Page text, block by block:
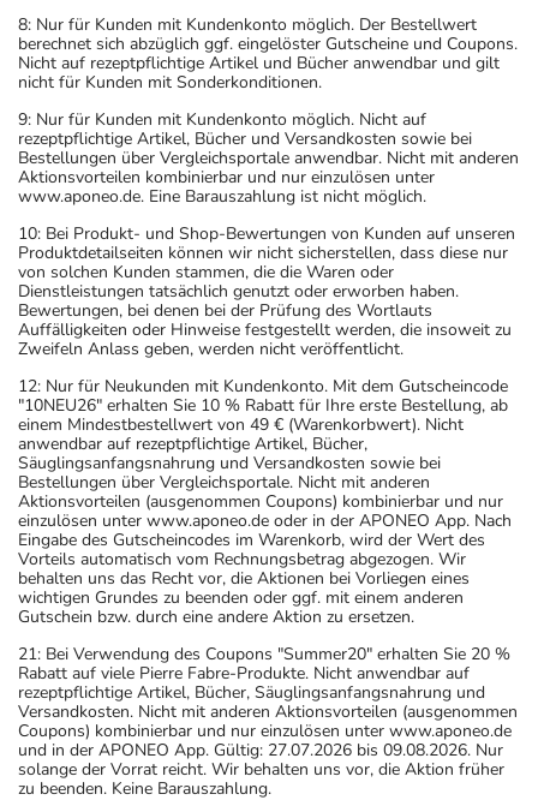
8: Nur für Kunden mit Kundenkonto möglich. Der Bestellwert
berechnet sich abzüglich ggf. eingelöster Gutscheine und Coupons.
Nicht auf rezeptpflichtige Artikel und Bücher anwendbar und gilt
nicht für Kunden mit Sonderkonditionen.
9: Nur für Kunden mit Kundenkonto möglich. Nicht auf
rezeptpflichtige Artikel, Bücher und Versandkosten sowie bei
Bestellungen über Vergleichsportale anwendbar. Nicht mit anderen
Aktionsvorteilen kombinierbar und nur einzulösen unter
www.aponeo.de. Eine Barauszahlung ist nicht möglich.
10: Bei Produkt- und Shop-Bewertungen von Kunden auf unseren
Produktdetailseiten können wir nicht sicherstellen, dass diese nur
von solchen Kunden stammen, die die Waren oder
Dienstleistungen tatsächlich genutzt oder erworben haben.
Bewertungen, bei denen bei der Prüfung des Wortlauts
Auffälligkeiten oder Hinweise festgestellt werden, die insoweit zu
Zweifeln Anlass geben, werden nicht veröffentlicht.
12: Nur für Neukunden mit Kundenkonto. Mit dem Gutscheincode
"10NEU26" erhalten Sie 10 % Rabatt für Ihre erste Bestellung, ab
einem Mindestbestellwert von 49 € (Warenkorbwert). Nicht
anwendbar auf rezeptpflichtige Artikel, Bücher,
Säuglingsanfangsnahrung und Versandkosten sowie bei
Bestellungen über Vergleichsportale. Nicht mit anderen
Aktionsvorteilen (ausgenommen Coupons) kombinierbar und nur
einzulösen unter www.aponeo.de oder in der APONEO App. Nach
Eingabe des Gutscheincodes im Warenkorb, wird der Wert des
Vorteils automatisch vom Rechnungsbetrag abgezogen. Wir
behalten uns das Recht vor, die Aktionen bei Vorliegen eines
wichtigen Grundes zu beenden oder ggf. mit einem anderen
Gutschein bzw. durch eine andere Aktion zu ersetzen.
21: Bei Verwendung des Coupons "Summer20" erhalten Sie 20 %
Rabatt auf viele Pierre Fabre-Produkte. Nicht anwendbar auf
rezeptpflichtige Artikel, Bücher, Säuglingsanfangsnahrung und
Versandkosten. Nicht mit anderen Aktionsvorteilen (ausgenommen
Coupons) kombinierbar und nur einzulösen unter www.aponeo.de
und in der APONEO App. Gültig: 27.07.2026 bis 09.08.2026. Nur
solange der Vorrat reicht. Wir behalten uns vor, die Aktion früher
zu beenden. Keine Barauszahlung.